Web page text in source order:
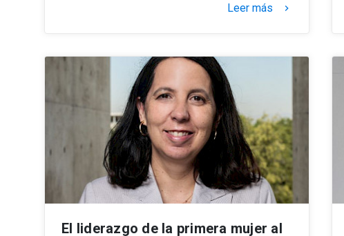
Leer más keyboard_arrow_right
El liderazgo de la primera mujer al